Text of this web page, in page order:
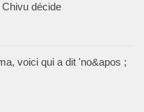
décide
voici qui a dit 'no&apos ;